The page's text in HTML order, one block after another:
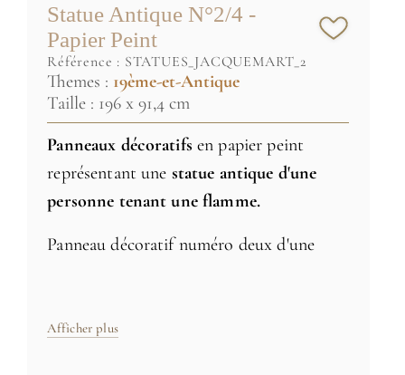
Statue Antique N°2/4 -
Papier Peint
référence : STATUES_JACQUEMART_2
Themes : 19ème-et-Antique
Taille : 196 x 91,4 cm
Panneaux décoratifs en papier peint
représentant une statue antique d'une
personne tenant une flamme.
Panneau décoratif numéro deux d'une
Afficher plus